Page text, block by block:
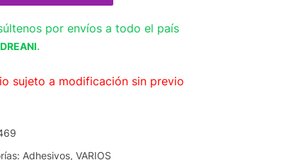
por envíos a todo el país
.
sujeto a modificación sin previo
Adhesivos,VARIOS